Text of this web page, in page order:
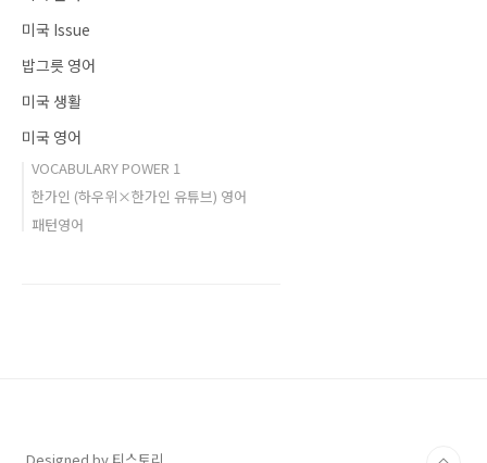
미국 Issue
밥그릇 영어
미국 생활
미국 영어
VOCABULARY POWER 1
한가인 (하우위×한가인 유튜브) 영어
패턴영어
Designed by 티스토리